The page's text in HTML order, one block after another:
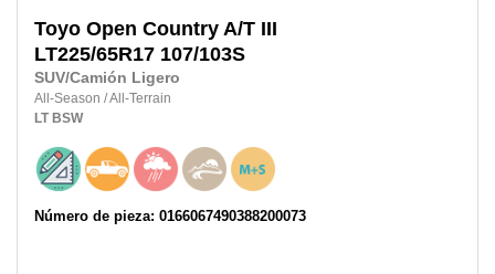
Toyo Open Country A/T III
LT225/65R17 107/103S
SUV/Camión Ligero
All-Season /All-Terrain
LT BSW
Número de pieza: 0166067490388200073